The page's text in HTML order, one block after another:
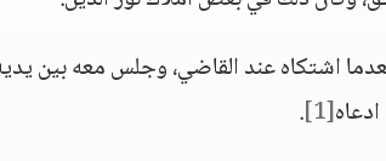
اشتكاه عند القاضي، وجلس معه بين
[1]
.